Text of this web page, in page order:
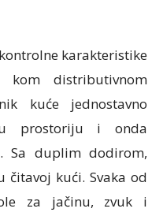
karakteristike
distributivnom
kuće jednostavno
prostoriju i onda
Sa duplim dodirom,
čitavoj kući. Svaka od
za jačinu, zvuk i